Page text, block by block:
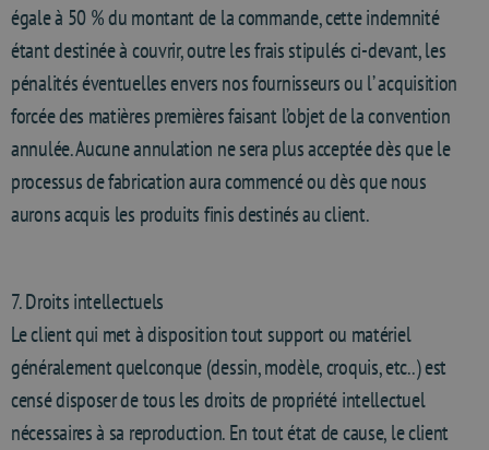
égale à 50 % du montant de la commande, cette indemnité
étant destinée à couvrir, outre les frais stipulés ci-devant, les
pénalités éventuelles envers nos fournisseurs ou l’ acquisition
forcée des matières premières faisant l’objet de la convention
annulée. Aucune annulation ne sera plus acceptée dès que le
processus de fabrication aura commencé ou dès que nous
aurons acquis les produits finis destinés au client.
7. Droits intellectuels
Le client qui met à disposition tout support ou matériel
généralement quelconque (dessin, modèle, croquis, etc..) est
censé disposer de tous les droits de propriété intellectuel
nécessaires à sa reproduction. En tout état de cause, le client